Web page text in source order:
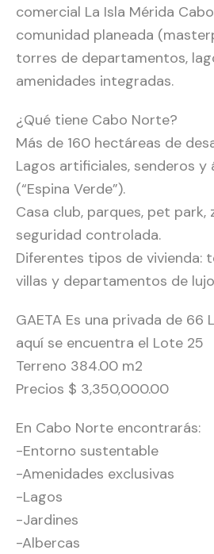
comercial La Isla Mérida
comunidad planeada
torres de departamentos,
amenidades integradas.
¿Qué tiene Cabo Norte?
Más de 160 hectáreas de
Lagos artificiales, senderos y
(“Espina Verde”).
Casa club, parques, pet
seguridad controlada.
Diferentes tipos de vivienda:
villas y departamentos de lujo
GAETA Es una privada de 66
aquí se encuentra el Lote 25
Terreno 384.00 m2
Precios $ 3,350,000.00
En Cabo Norte encontrarás:
-Entorno sustentable
-Amenidades exclusivas
-Lagos
-Jardines
-Albercas